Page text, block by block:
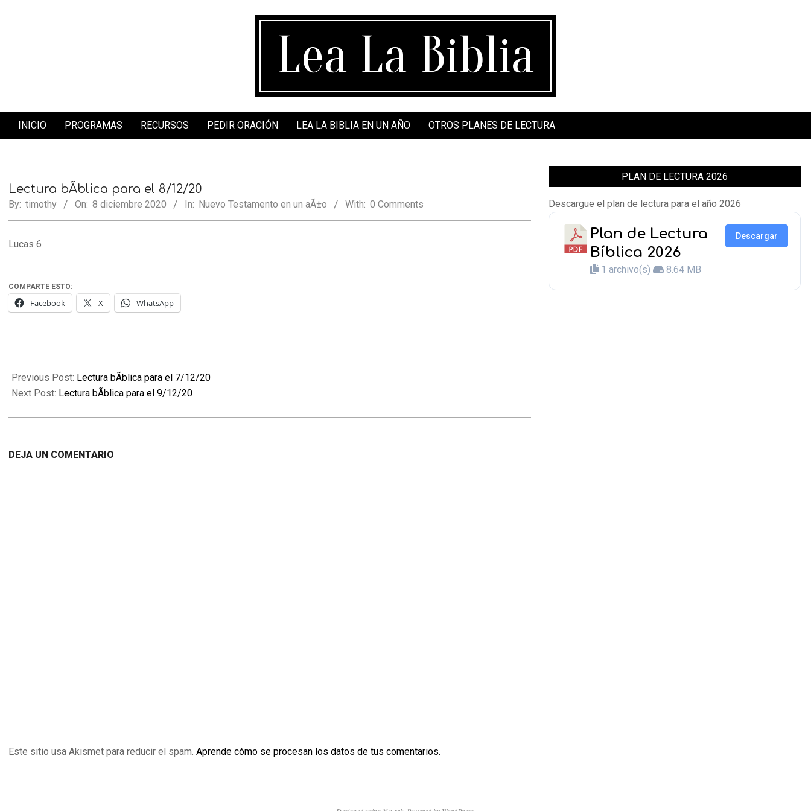
Lea La Biblia
Secondary
INICIO PROGRAMAS RECURSOS PEDIR ORACIÓN LEA LA BIBLIA EN UN AÑO OTROS PLANES DE LECTURA
Lectura bÃ­blica para el 8/12/20
By: timothy On: 8 diciembre 2020 In: Nuevo Testamento en un aÃ±o With: 0 Comments
Lucas 6
COMPARTE ESTO:
Facebook X WhatsApp
12-
08
Previous Post: Lectura bÃ­blica para el 7/12/20
Next Post: Lectura bÃ­blica para el 9/12/20
DEJA UN COMENTARIO
Este sitio usa Akismet para reducir el spam. Aprende cómo se procesan los datos de tus comentarios.
PLAN DE LECTURA 2026
Descargue el plan de lectura para el año 2026
Plan de Lectura
Bíblica 2026
1 archivo(s) 8.64 MB
Descargar